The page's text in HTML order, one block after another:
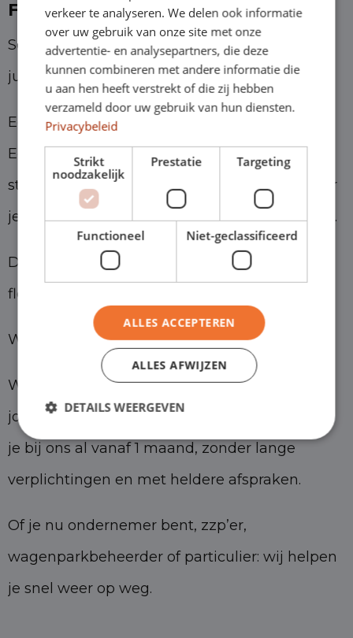
Flexibel rijden zonder gedoe
Soms weet je precies wat je nodig hebt. Soms
juist helemaal niet.
Een nieuwe medewerker. Een tijdelijk project.
Een auto die later geleverd wordt. Of je bent
starter of zzp’er en weet nog niet precies waar
je over 6 maanden, 12 maanden of 2 jaar staat.
Dan wil je vooral één ding: snel geregeld en
flexibel blijven.
Welkom bij Shortleaseland.
Wij geloven dat mobiliteit moet passen bij
jouw situatie — niet andersom. Daarom lease
je bij ons al vanaf 1 maand, zonder lange
verplichtingen en met heldere afspraken.
Of je nu ondernemer bent, zzp’er,
wagenparkbeheerder of particulier: wij helpen
je snel weer op weg.
verkeer te analyseren. We delen ook informatie
over uw gebruik van onze site met onze
advertentie- en analysepartners, die deze
kunnen combineren met andere informatie die
u aan hen heeft verstrekt of die zij hebben
verzameld door uw gebruik van hun diensten.
Privacybeleid
Strikt
noodzakelijk
Prestatie Targeting
Functioneel Niet-geclassificeerd
ALLES ACCEPTEREN
ALLES AFWIJZEN
DETAILS WEERGEVEN